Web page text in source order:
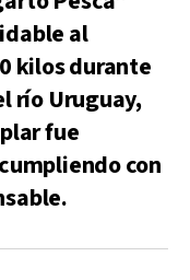
al
kilos durante
río Uruguay,
fue
con